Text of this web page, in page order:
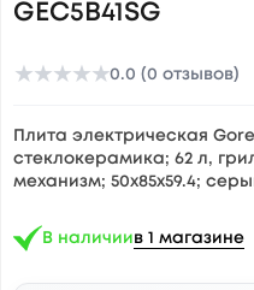
GEC5B41SG
★★★★★0.0 (0 отзывов)
Плита электрическая
cтеклокерамика; 62 л,
механизм; 50x85x59.4;
В наличиив 1 магазине